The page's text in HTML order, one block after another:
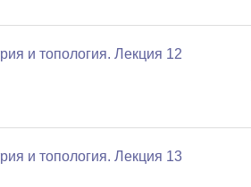
и топология. Лекция 12
и топология. Лекция 13